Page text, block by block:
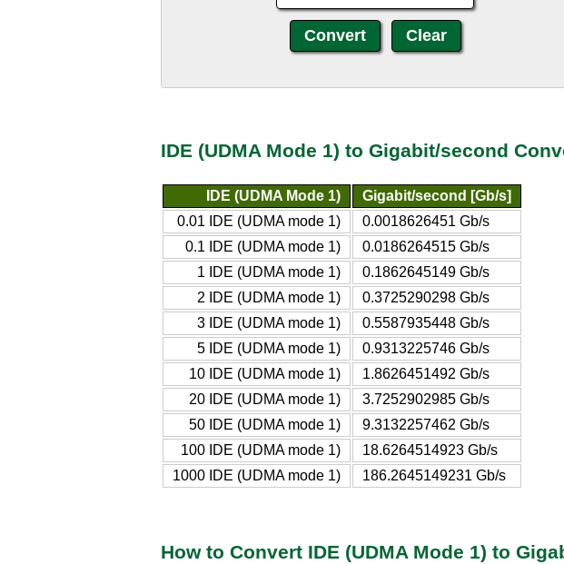
IDE (UDMA Mode 1) to Gigabit/second
IDE (UDMA Mode 1)
Gigabit/second [Gb/s]
0.01 IDE (UDMA mode 1)
0.0018626451 Gb/s
0.1 IDE (UDMA mode 1)
0.0186264515 Gb/s
1 IDE (UDMA mode 1)
0.1862645149 Gb/s
2 IDE (UDMA mode 1)
0.3725290298 Gb/s
3 IDE (UDMA mode 1)
0.5587935448 Gb/s
5 IDE (UDMA mode 1)
0.9313225746 Gb/s
10 IDE (UDMA mode 1)
1.8626451492 Gb/s
20 IDE (UDMA mode 1)
3.7252902985 Gb/s
50 IDE (UDMA mode 1)
9.3132257462 Gb/s
100 IDE (UDMA mode 1)
18.6264514923 Gb/s
1000 IDE (UDMA mode 1)
186.2645149231 Gb/s
How to Convert IDE (UDMA Mode 1) to